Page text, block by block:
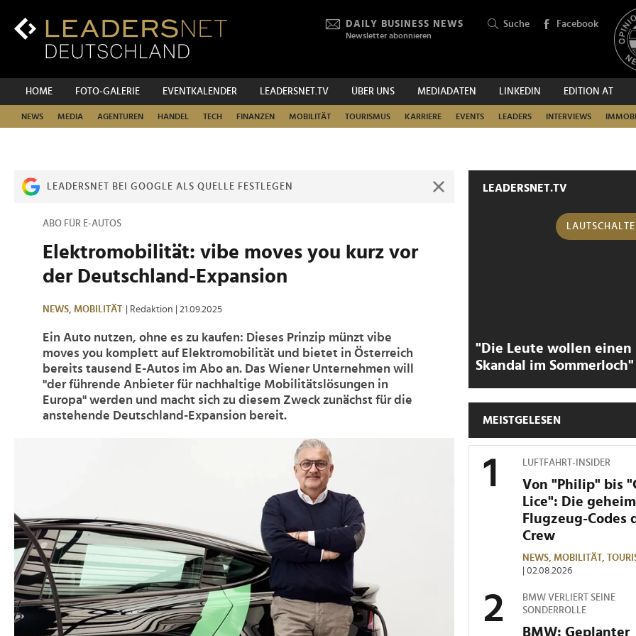
Inhalt
DAILY BUSINESS NEWS
Newsletter abonnieren
Suche Facebook
HOME FOTO-GALERIE EVENTKALENDER LEADERSNET.TV ÜBER UNS MEDIADATEN LINKEDIN EDITION AT
NEWS MEDIA AGENTUREN HANDEL TECH FINANZEN MOBILITÄT TOURISMUS KARRIERE EVENTS LEADERS INTERVIEWS
SUCHEN
LEADERSNET BEI GOOGLE ALS QUELLE FESTLEGEN
ABO FÜR E-AUTOS
Elektromobilität: vibe moves you kurz vor
der Deutschland-Expansion
NEWS, MOBILITÄT | Redaktion | 21.09.2025
Ein Auto nutzen, ohne es zu kaufen: Dieses Prinzip münzt vibe
moves you komplett auf Elektromobilität und bietet in Österreich
bereits tausend E-Autos im Abo an. Das Wiener Unternehmen will
"der führende Anbieter für nachhaltige Mobilitätslösungen in
Europa" werden und macht sich zu diesem Zweck zunächst für die
anstehende Deutschland-Expansion bereit.
LEADERSNET.TV
"Die Leute wollen einen
Skandal im Sommerloch"
MEISTGELESEN
LUFTFAHRT-INSIDER
Von "Philip" bis
Lice": Die
Flugzeug-Codes
Crew
NEWS, MOBILITÄT,
| 02.08.2026
BMW VERLIERT SEINE
SONDERROLLE
BMW: Geplanter